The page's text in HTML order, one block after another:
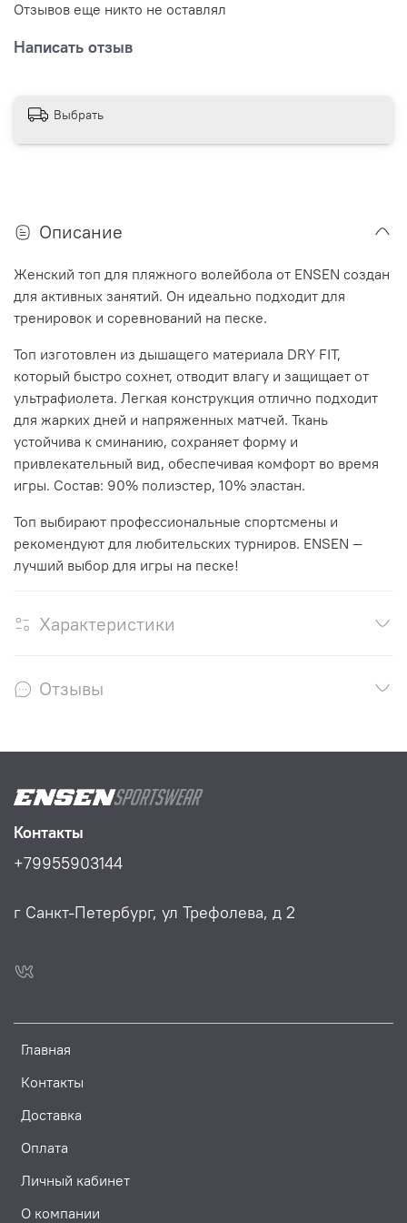
Отзывов еще никто не оставлял
Написать отзыв
Выбрать
Описание
Женский топ для пляжного волейбола от ENSEN создан
для активных занятий. Он идеально подходит для
тренировок и соревнований на песке.
Топ изготовлен из дышащего материала DRY FIT,
который быстро сохнет, отводит влагу и защищает от
ультрафиолета. Легкая конструкция отлично подходит
для жарких дней и напряженных матчей. Ткань
устойчива к сминанию, сохраняет форму и
привлекательный вид, обеспечивая комфорт во время
игры. Состав: 90% полиэстер, 10% эластан.
Топ выбирают профессиональные спортсмены и
рекомендуют для любительских турниров. ENSEN —
лучший выбор для игры на песке!
Характеристики
Отзывы
Главная
Контакты
Доставка
Оплата
Личный кабинет
О компании
Контакты
+79955903144
г Санкт-Петербург, ул Трефолева, д 2